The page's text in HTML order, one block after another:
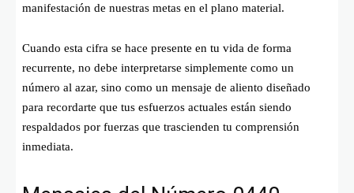
manifestación de nuestras metas en el plano material.
Cuando esta cifra se hace presente en tu vida de forma
recurrente, no debe interpretarse simplemente como un
número al azar, sino como un mensaje de aliento diseñado
para recordarte que tus esfuerzos actuales están siendo
respaldados por fuerzas que trascienden tu comprensión
inmediata.